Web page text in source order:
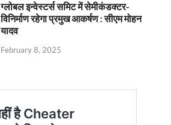
ग्लोबल इन्वेस्टर्स समिट में सेमीकंडक्टर-
विनिर्माण रहेगा प्रमुख आकर्षण : सीएम मोहन
यादव
February 8, 2025